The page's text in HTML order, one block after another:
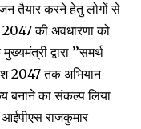
तैयार करने हेतु लोगों से
की अवधारणा को
द्वारा ’’समर्थ
2047 तक अभियान
बनाने का संकल्प लिया
राजकुमार